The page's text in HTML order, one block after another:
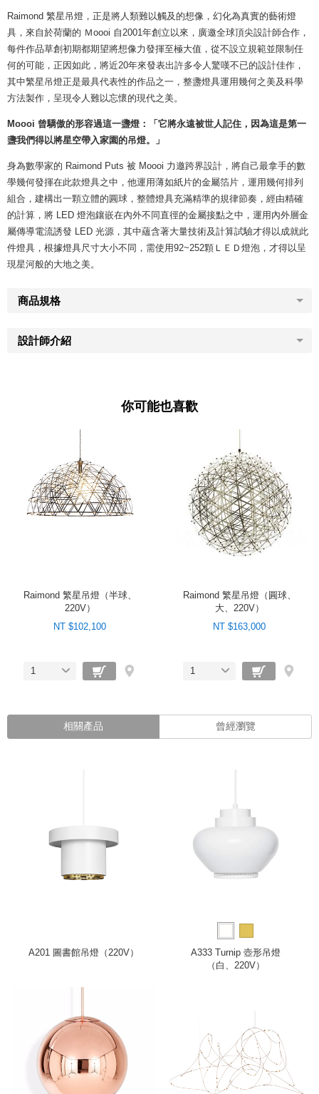
Raimond 繁星吊燈，正是將人類難以觸及的想像，幻化為真實的藝術燈
具，來自於荷蘭的 Ｍoooi 自2001年創立以來，廣邀全球頂尖設計師合作，
每件作品草創初期都期望將想像力發揮至極大值，從不設立規範並限制任
何的可能，正因如此，將近20年來發表出許多令人驚嘆不已的設計佳作，
其中繁星吊燈正是最具代表性的作品之一，整盞燈具運用幾何之美及科學
方法製作，呈現令人難以忘懷的現代之美。
Moooi 曾驕傲的形容過這一盞燈：「它將永遠被世人記住，因為這是第一
盞我們得以將星空帶入家園的吊燈。」
身為數學家的 Raimond Puts 被 Moooi 力邀跨界設計，將自己最拿手的數
學幾何發揮在此款燈具之中，他運用薄如紙片的金屬箔片，運用幾何排列
組合，建構出一顆立體的圓球，整體燈具充滿精準的規律節奏，經由精確
的計算，將 LED 燈泡鑲嵌在內外不同直徑的金屬接點之中，運用內外層金
屬傳導電流誘發 LED 光源，其中蘊含著大量技術及計算試驗才得以成就此
件燈具，根據燈具尺寸大小不同，需使用92~252顆ＬＥＤ燈泡，才得以呈
現星河般的大地之美。
商品規格
設計師介紹
你可能也喜歡
Raimond 繁星吊燈（半球、
220V）
NT $102,100
1
Raimond 繁星吊燈（圓球、
大、220V）
NT $163,000
1
相關產品 曾經瀏覽
A201 圖書館吊燈（220V）
A333 Turnip 壺形吊燈
（白、220V）